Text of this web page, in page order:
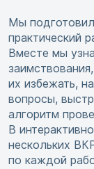
Мы
практический
Вместе мы
их избежать,
вопросы,
алгоритм
В
нескольких
по каждой